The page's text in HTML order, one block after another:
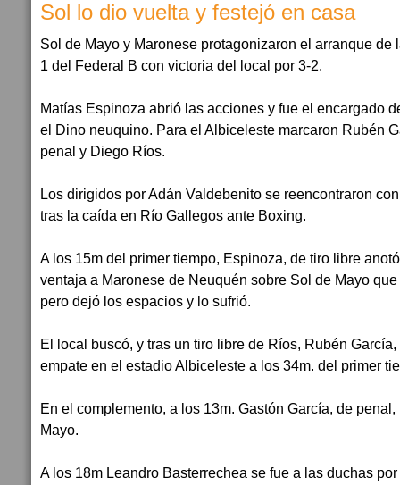
Sol lo dio vuelta y festejó en casa
Sol de Mayo y Maronese protagonizaron el arranque de
1 del Federal B con victoria del local por 3-2.
Matías Espinoza abrió las acciones y fue el encargado
el Dino neuquino. Para el Albiceleste marcaron Rubén
penal y Diego Ríos.
Los dirigidos por Adán Valdebenito se reencontraron
tras la caída en Río Gallegos ante Boxing.
A los 15m del primer tiempo, Espinoza, de tiro libre
ventaja a Maronese de Neuquén sobre Sol de Mayo
pero dejó los espacios y lo sufrió.
El local buscó, y tras un tiro libre de Ríos, Rubén
empate en el estadio Albiceleste a los 34m. del primer
En el complemento, a los 13m. Gastón García, de
Mayo.
A los 18m Leandro Basterrechea se fue a las duchas